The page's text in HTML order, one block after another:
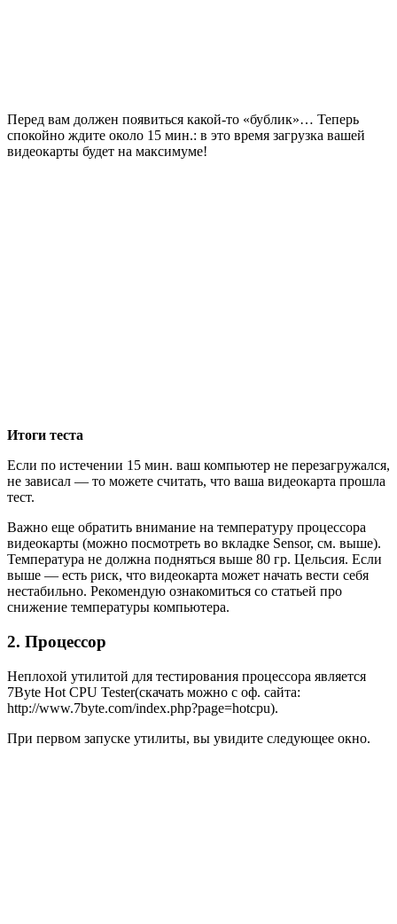
Перед вам должен появиться какой-то «бублик»… Теперь
спокойно ждите около 15 мин.: в это время загрузка вашей
видеокарты будет на максимуме!
Итоги теста
Если по истечении 15 мин. ваш компьютер не перезагружался,
не зависал — то можете считать, что ваша видеокарта прошла
тест.
Важно еще обратить внимание на температуру процессора
видеокарты (можно посмотреть во вкладке Sensor, см. выше).
Температура не должна подняться выше 80 гр. Цельсия. Если
выше — есть риск, что видеокарта может начать вести себя
нестабильно. Рекомендую ознакомиться со статьей про
снижение температуры компьютера.
2. Процессор
Неплохой утилитой для тестирования процессора является
7Byte Hot CPU Tester(скачать можно с оф. сайта:
http://www.7byte.com/index.php?page=hotcpu).
При первом запуске утилиты, вы увидите следующее окно.